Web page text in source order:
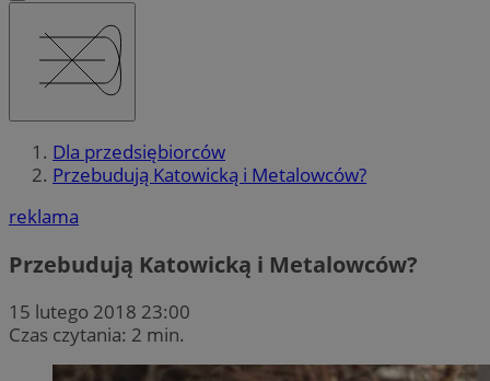
Dla przedsiębiorców
Przebudują Katowicką i Metalowców?
reklama
Przebudują Katowicką i Metalowców?
15 lutego 2018 23:00
Czas czytania: 2 min.